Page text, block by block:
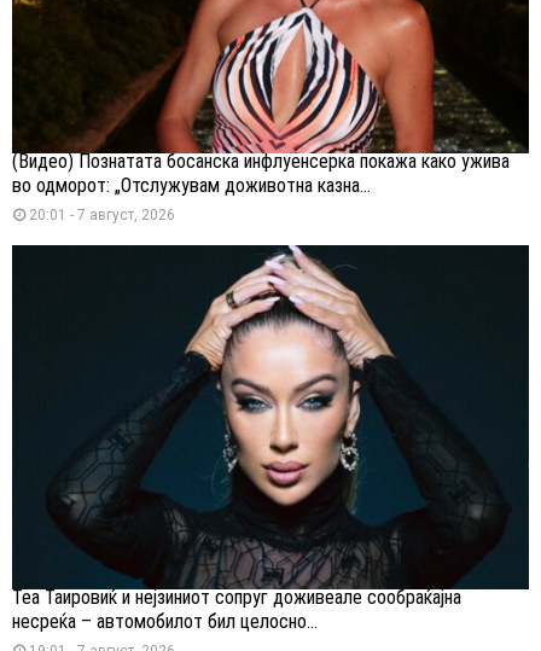
(Видео) Познатата босанска инфлуенсерка покажа како ужива
во одморот: „Отслужувам доживотна казна...
20:01 - 7 август, 2026
Теа Таировиќ и нејзиниот сопруг доживеале сообраќајна
несреќа – автомобилот бил целосно...